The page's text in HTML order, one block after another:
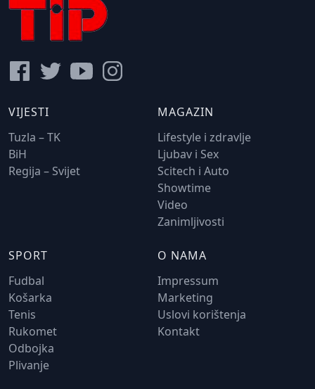
VIJESTI
Tuzla – TK
BiH
Regija – Svijet
MAGAZIN
Lifestyle i zdravlje
Ljubav i Sex
Scitech i Auto
Showtime
Video
Zanimljivosti
SPORT
Fudbal
Košarka
Tenis
Rukomet
Odbojka
Plivanje
O NAMA
Impressum
Marketing
Uslovi korištenja
Kontakt